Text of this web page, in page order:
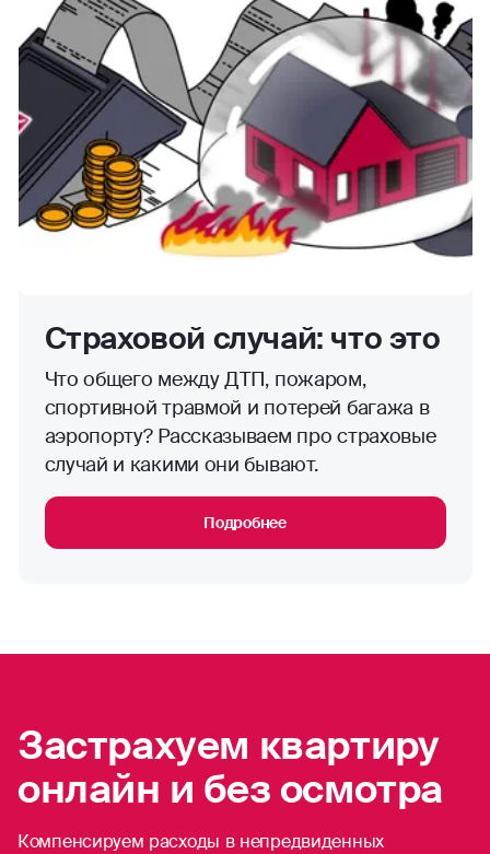
Страховой случай: что это
Что общего между ДТП, пожаром,
спортивной травмой и потерей багажа в
аэропорту? Рассказываем про страховые
случай и какими они бывают.
Подробнее
Застрахуем квартиру
онлайн и без осмотра
Компенсируем расходы в непредвиденных